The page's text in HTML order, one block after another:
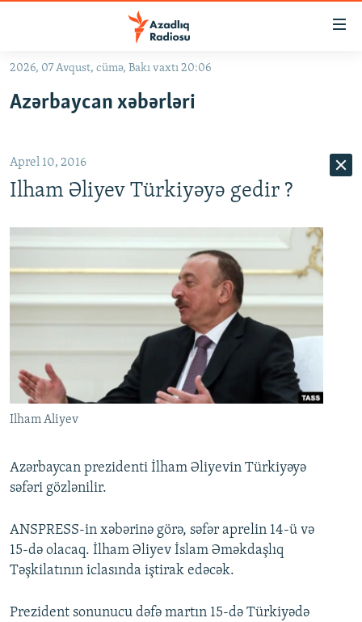
Əsas
qayıt
qayıt
Axtarışa
#ƏSLINDƏ
QANUNI DOĞRU
İNFOQRAFIKA
KARIKATURA
AZƏRBAYCAN ƏDƏBIYYATI KITABXANASI
İSLAM VƏ DEMOKRATIYA
HAQQIMIZDA
MISSIYAMIZ
PEŞƏ ETIKASI VƏ JURNALISTIKA STANDARTLARIMIZ
AZADLIQRADIOSU MOBIL TELEFONUNUZDA
BIZIMLƏ ƏLAQƏ
XƏBƏR BÜLLETENLƏRIMIZ
BIZI IZLƏ
RFE/RL-in bütün saytları
2026, 07 Avqust, cümə, Bakı vaxtı 20:06
Azərbaycan xəbərləri
Aprel 10, 2016
Ilham Əliyev Türkiyəyə gedir ?
Ilham Aliyev
Azərbaycan prezidenti İlham Əliyevin Türkiyəyə
səfəri gözlənilir.
ANSPRESS-in xəbərinə görə, səfər aprelin 14-ü və
15-də olacaq. İlham Əliyev İslam Əməkdaşlıq
Təşkilatının iclasında iştirak edəcək.
Prezident sonunucu dəfə martın 15-də Türkiyədə